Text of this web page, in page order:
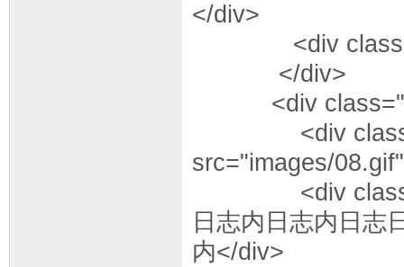
</div>
<div
</div>
<div
<div
src="images/
<div class="fri-
日志内日志内日志
内</div>